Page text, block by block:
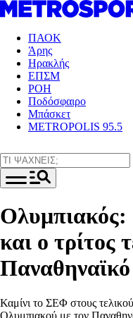
ΠΑΟΚ
Άρης
Ηρακλής
ΕΠΣΜ
ΡΟΗ
Ποδόσφαιρο
Μπάσκετ
METROPOLIS 95.5
και ο τρίτος
Παναθηναϊκό
Καμίνι το ΣΕΦ στους
Ολυμπιακού με τον